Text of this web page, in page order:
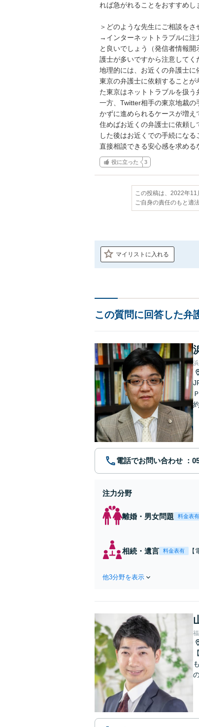
れば急がれることをおすすめし
＞どのような先生にご相談を
→インターネットトラブルに注
と良いでしょう（発信者情報
護士が多いですから注意してく
地理的には、お近くの弁護士に
東京の弁護士に依頼すること
た東京はネットトラブルを扱う
一方、Twitter相手の東京地裁
かずに進められるケースが増
住めばお近くの弁護士に依頼
した後はお近くでの手続にな
直接相談できる安心感を求める
役に立った 3
この投稿は、2022年11
ご自身の責任のもと適
マイリストに入れる
この質問に回答した弁
電話でお問い合わせ
注力分野
離婚・男女問題 料金表有
相続・遺言 料金表有
他3分野を表示